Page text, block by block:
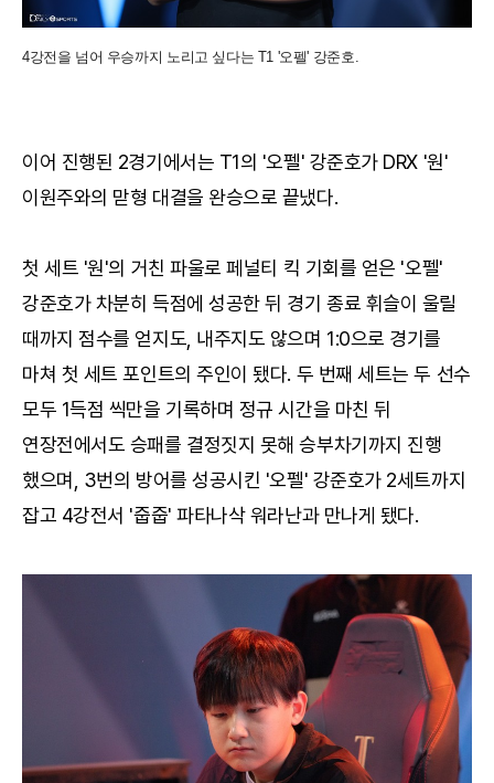
4강전을 넘어 우승까지 노리고 싶다는 T1 '오펠' 강준호.
이어 진행된 2경기에서는 T1의 '오펠' 강준호가 DRX '원'
이원주와의 맏형 대결을 완승으로 끝냈다.
첫 세트 '원'의 거친 파울로 페널티 킥 기회를 얻은 '오펠'
강준호가 차분히 득점에 성공한 뒤 경기 종료 휘슬이 울릴
때까지 점수를 얻지도, 내주지도 않으며 1:0으로 경기를
마쳐 첫 세트 포인트의 주인이 됐다. 두 번째 세트는 두 선수
모두 1득점 씩만을 기록하며 정규 시간을 마친 뒤
연장전에서도 승패를 결정짓지 못해 승부차기까지 진행
했으며, 3번의 방어를 성공시킨 '오펠' 강준호가 2세트까지
잡고 4강전서 '줍줍' 파타나삭 워라난과 만나게 됐다.